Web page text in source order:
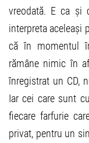
vreodată. E ca și
interpreta aceleași
că în momentul
rămâne nimic în
înregistrat un CD,
Iar cei care sunt
fiecare farfurie
privat, pentru un